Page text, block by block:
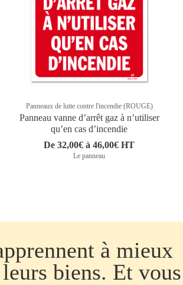
Panneaux de lutte contre l'incendie (ROUGE)
Panneau vanne d’arrêt gaz à n’utiliser
qu’en cas d’incendie
De 32,00€ à 46,00€ HT
Le panneau
à mieux
biens. Et vous